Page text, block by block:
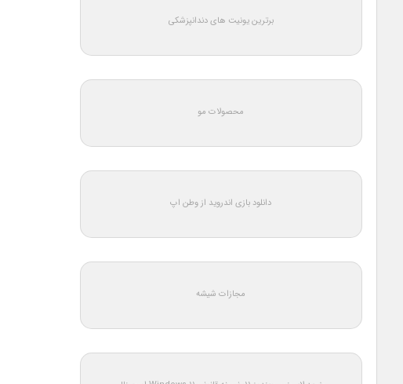
برترین یونیت های دندانپزشکی
محصولات مو
دانلود بازی اندروید از وطن اپ
مجازات شیشه